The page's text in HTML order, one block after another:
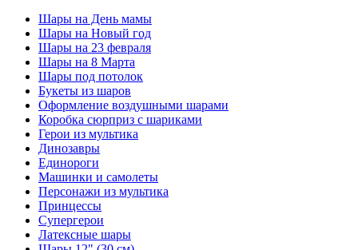
Шары на День мамы
Шары на Новый год
Шары на 23 февраля
Шары на 8 Марта
Шары под потолок
Букеты из шаров
Оформление воздушными шарами
Коробка сюрприз с шариками
Герои из мультика
Динозавры
Единороги
Машинки и самолеты
Персонажи из мультика
Принцессы
Супергерои
Латексные шары